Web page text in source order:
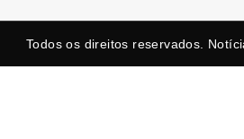
Todos os direitos reservados.